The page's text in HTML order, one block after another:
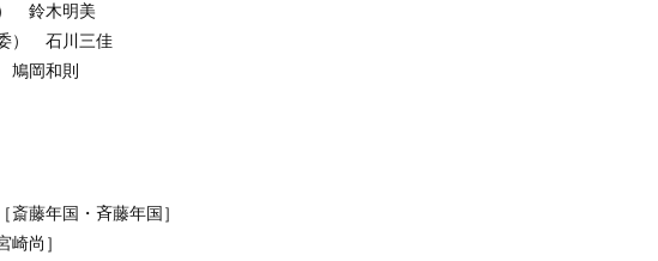
鈴木明美
） 石川三佳
岡和則
藤年国・斉藤年国］
尚］